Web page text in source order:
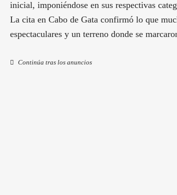
inicial, imponiéndose en sus respectivas
La cita en Cabo de Gata confirmó lo que
espectaculares y un terreno donde se
Continúa tras los anuncios